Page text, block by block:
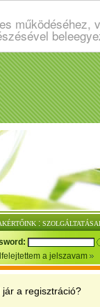
:
a jelszavam
a regisztráció?